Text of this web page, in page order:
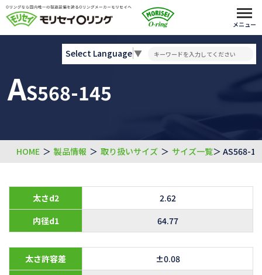
メニュー
AS568-145
Select Language▼
HOME ＞ 製品情報 ＞ 取り扱いサイズ ＞ サイズ一覧＞ AS568-
太さd2
2.62
内径d1
64.77
太さ許容差
±0.08